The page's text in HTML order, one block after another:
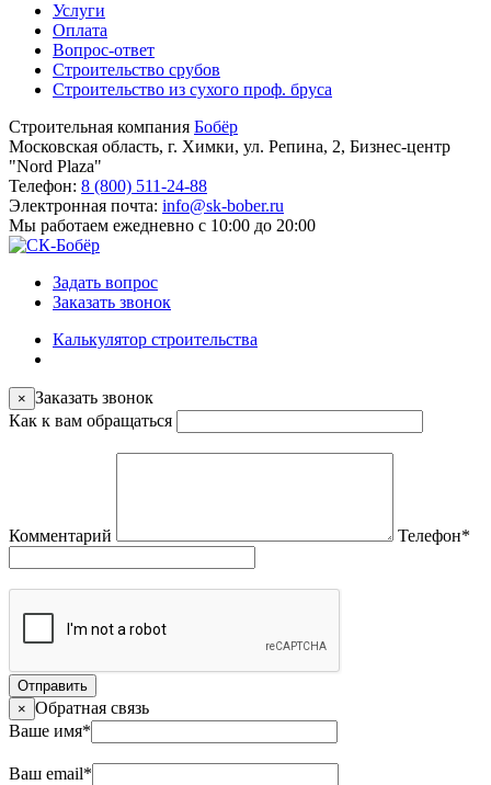
Услуги
Оплата
Вопрос-ответ
Строительство срубов
Строительство из сухого проф. бруса
Строительная компания Бобёр
Московская область, г. Химки, ул. Репина, 2, Бизнес-центр
"Nord Plaza"
Телефон: 8 (800) 511-24-88
Электронная почта: info@sk-bober.ru
Мы работаем ежедневно с 10:00 до 20:00
Задать вопрос
Заказать звонок
Калькулятор строительства
× Заказать звонок
Как к вам обращаться
Комментарий Телефон*
Отправить
× Обратная связь
Ваше имя*
Ваш email*